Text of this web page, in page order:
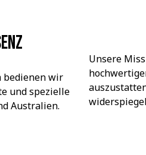
bedienen wir
und spezielle
Australien.
Unsere